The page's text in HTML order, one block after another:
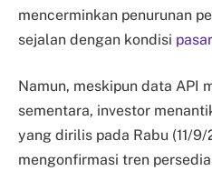
mencerminkan penurunan
sejalan dengan kondisi
Namun, meskipun data API
sementara, investor
yang dirilis pada Rabu (11/
mengonfirmasi tren